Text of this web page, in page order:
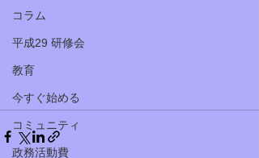
コラム
平成29 研修会
教育
今すぐ始める
コミュニティ
政務活動費